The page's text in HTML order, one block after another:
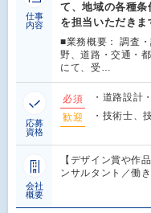
仕事
内容
て、地域の各種
を担当いただきま
■業務概要： 調査
野、道路・交通・
にて、受…
応募
資格
必須
・道路設計
歓迎
・技術士、
会社
概要
【デザイン賞や作
ンサルタント／働